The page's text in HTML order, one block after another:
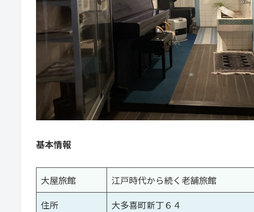
基本情報
大屋旅館
江戸時代から続く老舗旅館
住所
大多喜町新丁６４